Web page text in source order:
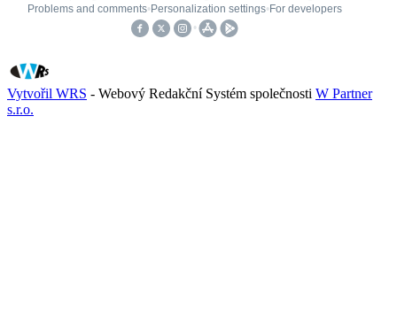
Vytvořil WRS - Webový Redakční Systém společnosti W Partner
s.r.o.